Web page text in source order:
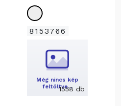
8153766
Még nincs kép
feltöltve…1558 db